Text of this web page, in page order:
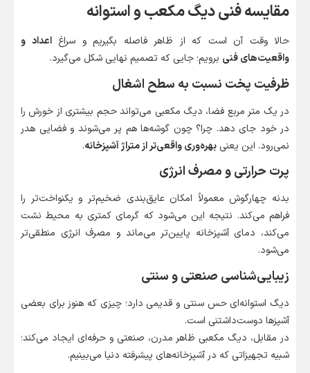
مقایسه فنی دیگ مکعب و استوانه
حالا وقت آن است که از ظاهر فاصله بگیریم و سراغاعداد و
واقعیت‌های فنی برویم؛ جایی که تصمیم نهایی شکل می‌گیرد.
ظرفیت پخت نسبت به سطح اشغال
در یک متر مربع فضا، دیگ مکعبی می‌تواند حجم بیشتری از خورش را
در خود جای دهد. چرا؟ چون گوشه‌ها هم پر می‌شوند و فضایی هدر
نمی‌رود. این یعنی بهره‌وری واقعی‌تر از متراژ آشپزخانه.
پرت حرارتی و مصرف انرژی
بدنه چهارگوش معمولاً امکان عایق‌بندی ضخیم‌تر و یکنواخت‌تر را
فراهم می‌کند. نتیجه این می‌شود که گرمای کمتری به محیط نشت
می‌کند، دمای آشپزخانه پایین‌تر می‌ماند و مصرف انرژی منطقی‌تر
می‌شود.
زیبایی‌شناسی صنعتی و سنتی
دیگ استوانه‌ای حس سنتی و قدیمی دارد؛ چیزی که هنوز برای بعضی
آشپزها دوست‌داشتنی است.
در مقابل، دیگ مکعبی ظاهر مدرن، صنعتی و حرفه‌ای ایجاد می‌کند؛
شبیه تجهیزاتی که در آشپزخانه‌های پیشرفته دنیا می‌بینیم.